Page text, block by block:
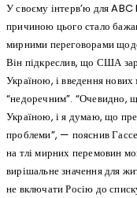
У своєму інтерв’ю для
причиною цього стало
мирними переговорами
Він підкреслив, що США
Україною, і введення нових
“недоречним”. “Очевидно,
Україною, і я думаю, що
проблеми”, — пояснив
на тлі мирних перемовин
вирішальне значення для
не включати Росію до